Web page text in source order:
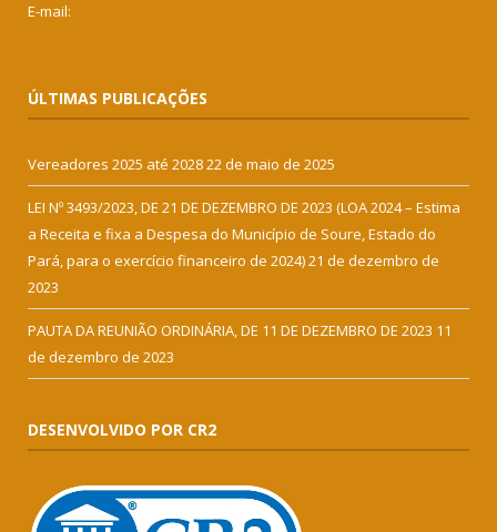
E-mail:
ÚLTIMAS PUBLICAÇÕES
Vereadores 2025 até 202822 de maio de 2025
LEI Nº 3493/2023, DE 21 DE DEZEMBRO DE 2023 (LOA 2024 – Estima
a Receita e fixa a Despesa do Município de Soure, Estado do
Pará, para o exercício financeiro de 2024)21 de dezembro de
2023
PAUTA DA REUNIÃO ORDINÁRIA, DE 11 DE DEZEMBRO DE 2023 11
de dezembro de 2023
DESENVOLVIDO POR CR2